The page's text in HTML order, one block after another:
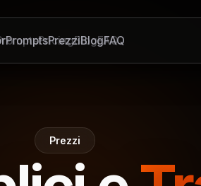
PricingBlogFAQ
PromptsPrezziBlogFAQ
Prezzi